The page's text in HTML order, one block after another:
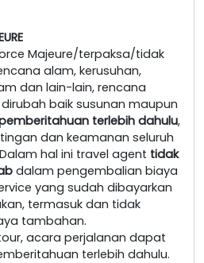
Majeure/terpaksa/tidak
alam, kerusuhan,
dan lain-lain, rencana
baik susunan maupun
terlebih dahulu,
dan keamanan seluruh
hal ini travel agent tidak
dalam pengembalian biaya
yang sudah dibayarkan
termasuk dan tidak
tambahan.
acara perjalanan dapat
terlebih dahulu.